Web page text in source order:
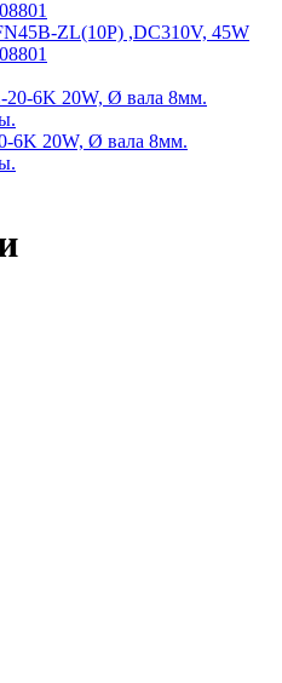
ZL(10P) ,DC310V, 45W
6K 20W, Ø вала 8мм.